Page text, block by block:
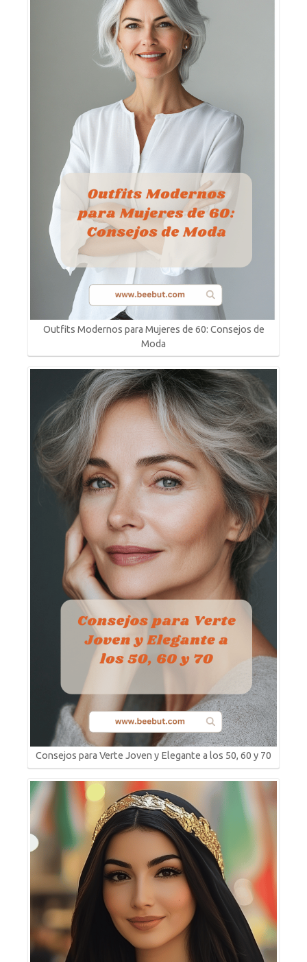
Outfits Modernos para Mujeres de 60: Consejos de
Moda
Consejos para Verte Joven y Elegante a los 50, 60 y 70